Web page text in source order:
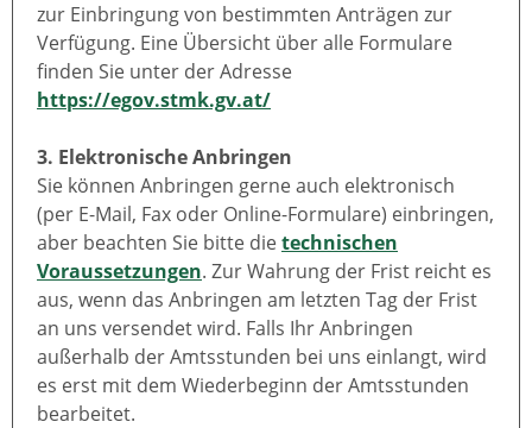
zur Einbringung von bestimmten Anträgen zur
Verfügung. Eine Übersicht über alle Formulare
finden Sie unter der Adresse
https://egov.stmk.gv.at/
3. Elektronische Anbringen
Sie können Anbringen gerne auch elektronisch
(per E-Mail, Fax oder Online-Formulare) einbringen,
aber beachten Sie bitte dietechnischen
Voraussetzungen. Zur Wahrung der Frist reicht es
aus, wenn das Anbringen am letzten Tag der Frist
an uns versendet wird. Falls Ihr Anbringen
außerhalb der Amtsstunden bei uns einlangt, wird
es erst mit dem Wiederbeginn der Amtsstunden
bearbeitet.